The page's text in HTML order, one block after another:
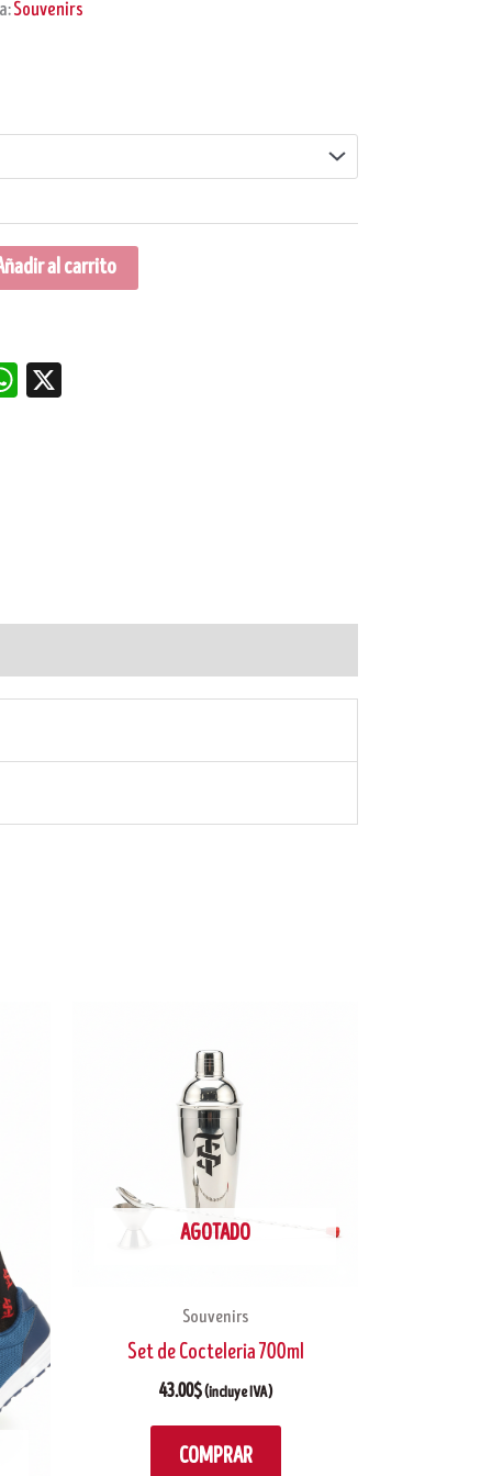
Souvenirs
al carrito
WhatsApp
AGOTADO
Souvenirs
Set de Cocteleria 700ml
43.00$(incluye IVA)
COMPRAR